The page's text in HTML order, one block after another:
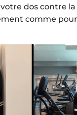
dos contre la
comme pour